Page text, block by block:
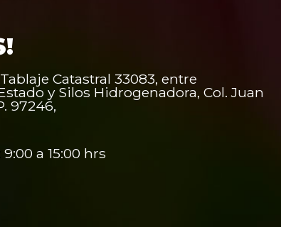
Catastral 33083, entre
y Silos Hidrogenadora, Col. Juan
97246,
a 15:00 hrs